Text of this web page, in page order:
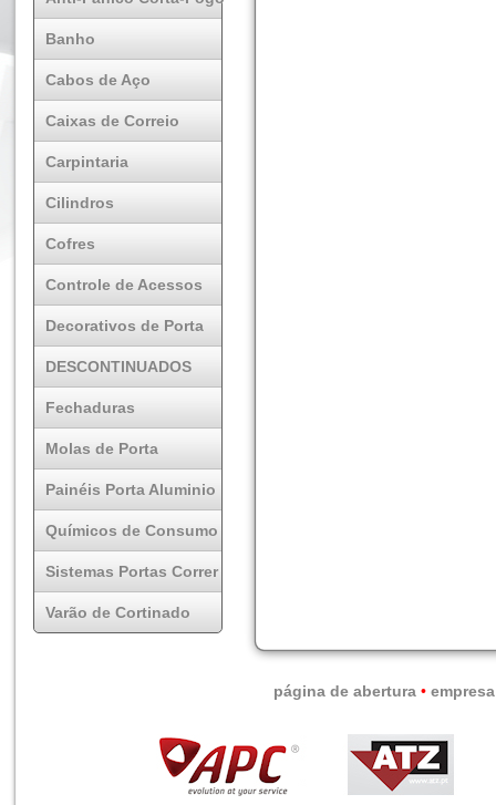
Banho
Cabos de Aço
Caixas de Correio
Carpintaria
Cilindros
Cofres
Controle de Acessos
Decorativos de Porta
DESCONTINUADOS
Fechaduras
Molas de Porta
Painéis Porta Aluminio
Químicos de Consumo
Sistemas Portas Correr
Varão de Cortinado
página de abertura • empresa